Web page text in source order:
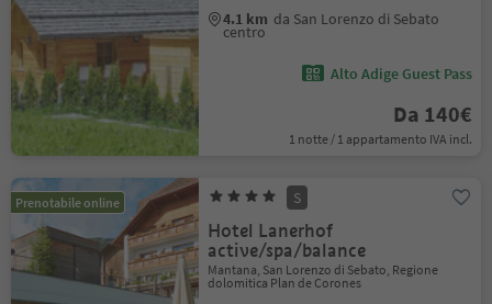
4.1 km da San Lorenzo di Sebato
centro
Alto Adige Guest Pass
Da 140€
1 notte / 1 appartamento IVA incl.
Prenotabile online S
Hotel Lanerhof
active/spa/balance
Mantana, San Lorenzo di Sebato, Regione
dolomitica Plan de Corones